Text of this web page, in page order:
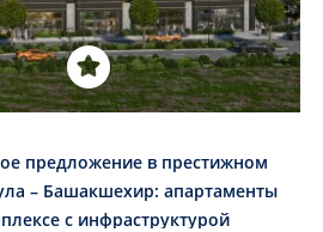
предложение в престижном
– Башакшехир: апартаменты
с инфраструктурой